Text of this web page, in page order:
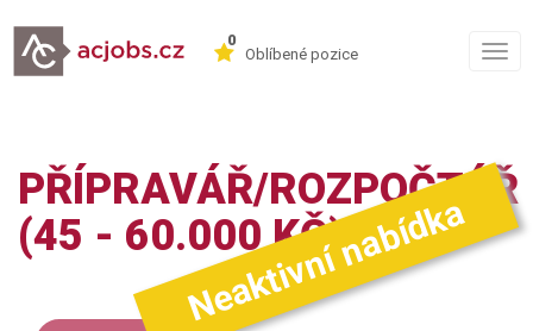
0
Oblíbené pozice
PŘÍPRAVÁŘ/ROZPOČTÁŘ
(45 - 60.000 KČ)
Neaktivní nabídka